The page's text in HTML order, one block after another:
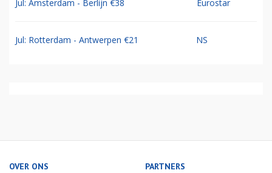
Jul: Amsterdam - Berlijn €38 Eurostar
Jul: Rotterdam - Antwerpen €21 NS
OVER ONS PARTNERS